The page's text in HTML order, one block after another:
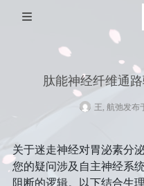
家乡
友链
计算机
STEAM
体育
肽能神经纤维通
王, 航弛发布
关于迷走神经对胃泌素分
您的疑问涉及自主神经系
阻断的逻辑。以下结合生